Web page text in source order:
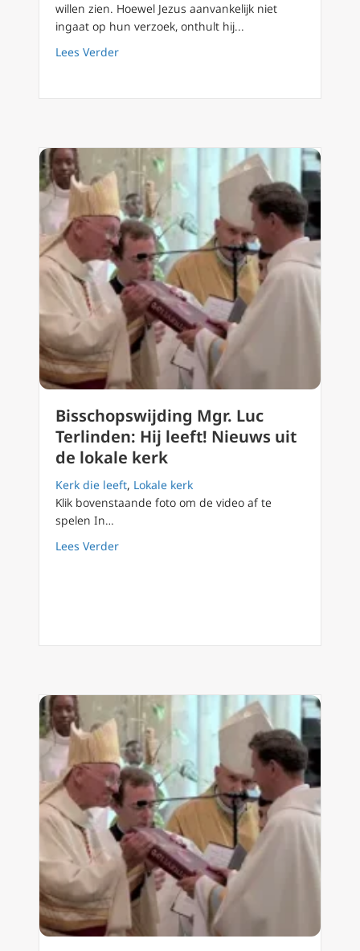
willen zien. Hoewel Jezus aanvankelijk niet
ingaat op hun verzoek, onthult hij...
Lees Verderabout Mgr. Terlinden preekt op
Bisschopswijding Mgr. Luc
Terlinden: Hij leeft! Nieuws uit
de lokale kerk
Kerk die leeft, Lokale kerk
Klik bovenstaande foto om de video af te
spelen In…
Lees Verderabout Bisschopswijding Mgr. Luc